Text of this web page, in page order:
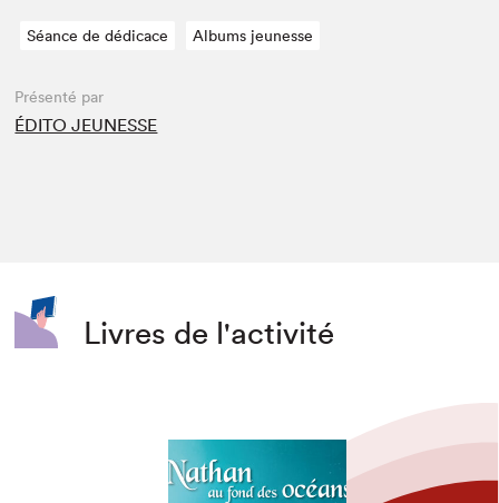
Séance de dédicace Albums jeunesse
Présenté par
ÉDITO JEUNESSE
Livres de l'activité